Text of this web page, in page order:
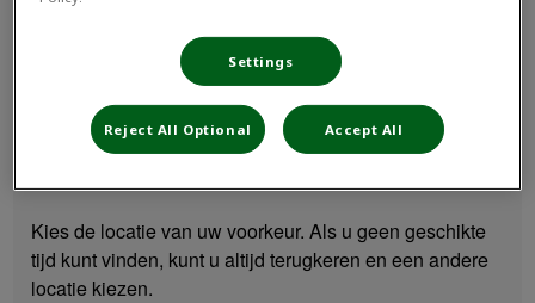
Kies je locatie
Kies de locatie van uw voorkeur. Als u geen geschikte
tijd kunt vinden, kunt u altijd terugkeren en een andere
locatie kiezen.
Settings
Reject All Optional Accept All